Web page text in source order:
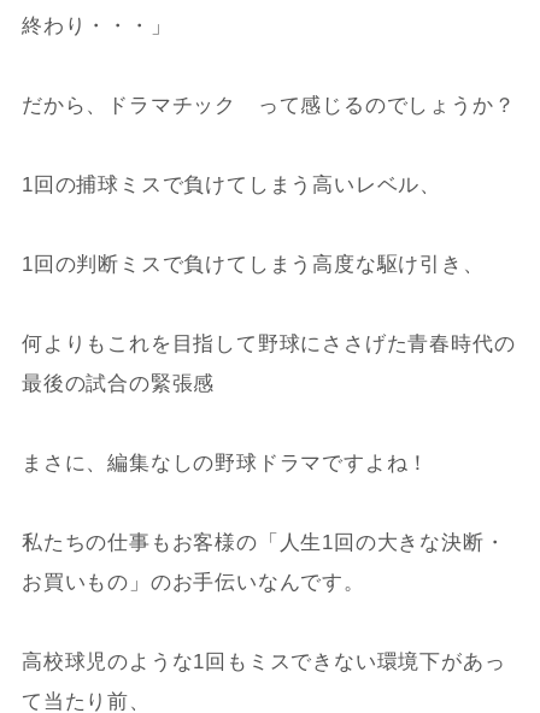
終わり・・・」
だから、ドラマチック って感じるのでしょうか？
1回の捕球ミスで負けてしまう高いレベル、
1回の判断ミスで負けてしまう高度な駆け引き、
何よりもこれを目指して野球にささげた青春時代の
最後の試合の緊張感
まさに、編集なしの野球ドラマですよね！
私たちの仕事もお客様の「人生1回の大きな決断・
お買いもの」のお手伝いなんです。
高校球児のような1回もミスできない環境下があっ
て当たり前、